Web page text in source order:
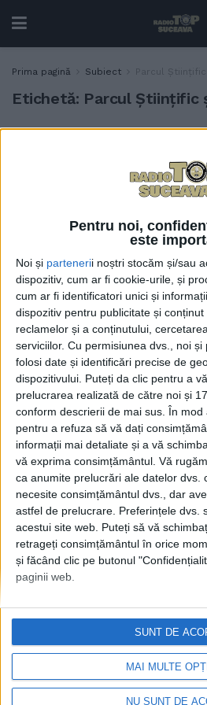
Pentru noi,
este
Noi și partenerii noștri stocăm și/sau
dispozitiv, cum ar fi cookie-urile, și
cum ar fi identificatori unici și
dispozitiv pentru publicitate și
reclamelor și a conținutului,
serviciilor. Cu permisiunea dvs., noi
folosi date și identificări precise de
dispozitivului. Puteți da clic pentru a
prelucrarea realizată de către noi și
conform descrierii de mai sus. În mod
pentru a refuza să vă dați
informații mai detaliate și a vă
vă exprima consimțământul. Vă
ca anumite prelucrări ale datelor dvs.
necesite consimțământul dvs., dar
astfel de prelucrare. Preferințele dvs.
acestui site web. Puteți să vă
retrageți consimțământul în orice
și făcând clic pe butonul
paginii web.
MAI MULTE
NU SUNT DE
SUNT DE
Prima pagină Subiect Parcul
Etichetă: Parcul Științific
muncă.
8
ACTUALITATE
Parcul
de
unor
euro
31
ACTUALITATE
Parcul
Acolo
acest